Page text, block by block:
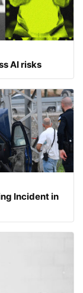
AI risks
Incident in